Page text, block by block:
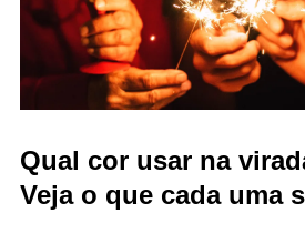
Qual cor usar na
Veja o que cada uma